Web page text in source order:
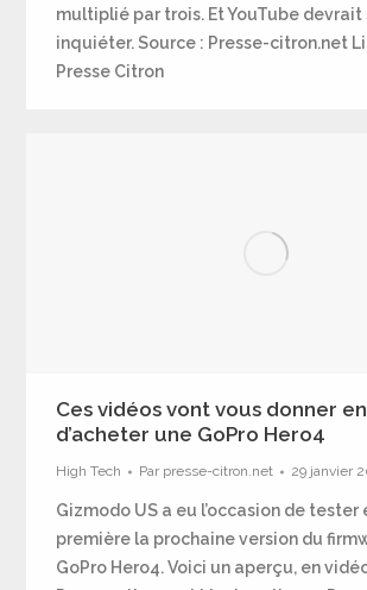
multiplié par trois. Et YouTube devrait
inquiéter. Source : Presse-citron.net
Presse Citron
Ces vidéos vont vous donner
d’acheter une GoPro Hero4
High Tech Par presse-citron.net 29 janvier
Gizmodo US a eu l’occasion de tester
première la prochaine version du
GoPro Hero4. Voici un aperçu, en